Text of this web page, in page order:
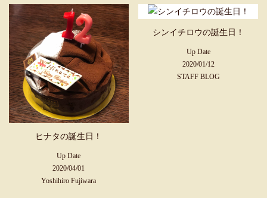
ヒナタの誕生日！
Up Date
2020/04/01
Yoshihiro Fujiwara
シンイチロウの誕生日！
Up Date
2020/01/12
STAFF BLOG